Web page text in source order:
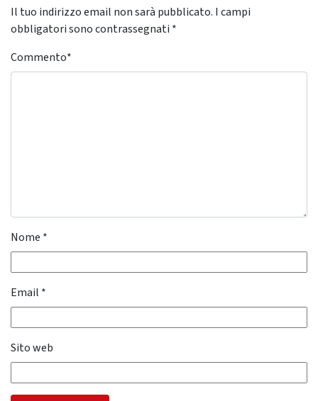
Il tuo indirizzo email non sarà pubblicato. I campi
obbligatori sono contrassegnati *
Commento*
Nome *
Email *
Sito web